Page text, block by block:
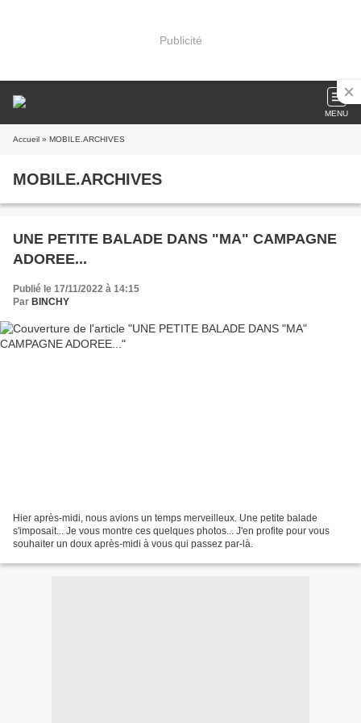
Publicité
MENU
Accueil » MOBILE.ARCHIVES
MOBILE.ARCHIVES
UNE PETITE BALADE DANS "MA" CAMPAGNE
ADOREE...
Publié le 17/11/2022 à 14:15
Par BINCHY
Hier après-midi, nous avions un temps merveilleux. Une petite balade
s'imposait... Je vous montre ces quelques photos... J'en profite pour vous
souhaiter un doux après-midi à vous qui passez par-là.